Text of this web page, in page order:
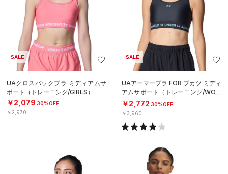
SALE
UAクロスバックブラ ミディアムサ
ポート（トレーニング/GIRLS）
￥2,079 30%OFF
￥2,970
SALE
UAアーマーブラ FOR ブカツ ミディ
アムサポート（トレーニング/WOM
EN）
￥2,772 30%OFF
￥3,960